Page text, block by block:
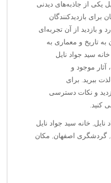
یکی از جاذبه‌های دیدنی
بازدیدکنندگان
و بازدید از آن تجربه‌ای
به تاریخ و معماری به
سید جواد نایل
موجود و
ببرید. برای
و نکات دسترسی
کنید.
خانه سید جواد نایل
گردشگری اصفهان, مکان